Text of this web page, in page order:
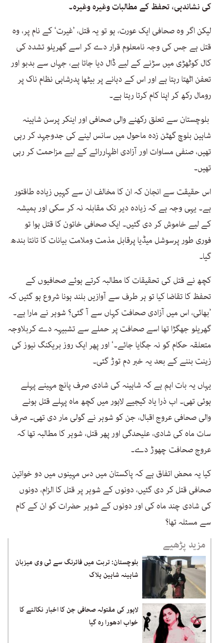
کی نشاندہی، تحفظ کے مطالبات وغیرہ وغیرہ۔
لیکن اگر وہ صحافی ایک عورت، ہو تو یہ قتل، ’غیرت‘ کے نام پر، وہ
قتل ہے جس کی وجہ نامعلوم قرار دے کر اسے گھریلو تشدد کی
کال کوٹھڑی میں سڑنے کے لیے ڈال دیا جاتا ہے، جہاں سے بدبو اور
تعفن اٹھتا رہتا ہے اور اس کے دہانے پر بیٹھا پدرشاہی نظام ناک پر
رومال رکھ کر اپنا کام کرتا رہتا ہے۔
بلوچستان سے تعلق رکھنے والی صحافی اور اینکر پرسن شاہینہ
شاہین بلوچ گھٹن زدہ ماحول میں سانس لینے کی جدوجہد کر رہی
تھیں، صنفی مساوات اور آزادی اظہاررائے کے لیے مزاحمت کر رہی
تھیں۔
اس حقیقت سے انجان کہ ان کا مخالف ان سے کہیں زیادہ طاقتور
ہے۔ یہی وجہ ہے کہ زیادہ دیر تک مقابلہ نہ کر سکی اور ہمیشہ
کے لیے خاموش کر دی گئیں۔ ایک صحافی خاتون کا قتل ہوا تو
فوری طور پرسوشل میڈیا پرقابل مذمت وملامت بیانات کا تانتا بندھ
گیا۔
کچھ نے قتل کی تحقیقات کا مطالبہ کرتے ہوئے صحافیوں کے
تحفظ کا تقاضا کیا تو ہر طرف سے آوازیں بلند ہونا شروع ہو گئیں کہ
’بھائی، اس میں آزادی صحافت کہاں سے آ گئی؟ شوہر نے مارا ہے۔
گھریلو جھگڑا تھا اسے صحافت پر حملے سے تشبیہہ دے کربلاوجہ
متعلقہ حکام کو نہ جگایا جائے۔‘ اور پھر ایک روز بریکنگ نیوز کی
زینت بننے کے بعد یہ خبر دم توڑ گئی۔
یہاں یہ بات اہم ہے کہ شاہینہ کی شادی صرف پانچ مہینے پہلے
ہوئی تھی۔ اب ذرا یاد کیجیے لاہور میں کچھ ماہ پہلے قتل ہونے
والی صحافی عروج اقبال، جن کو شوہر نے گولی مار دی تھی۔ صرف
سات ماہ کی شادی، علیحدگی اور پھر قتل، شوہر کا مطالبہ تھا کہ
عروج صحافت چھوڑ دے۔
کیا یہ محض اتفاق ہے کہ پاکستان میں دس مہینوں میں دو خواتین
صحافی قتل کر دی گئیں، دونوں کے شوہر پر قتل کا الزام، دونوں
کی شادی چند ماہ کی اور دونوں کے شوہر حضرات کو ان کے کام
سے مسئلہ تھا؟
مزید پڑھیے
بلوچستان: تربت میں فائرنگ سے ٹی وی میزبان
شاہینہ شاہین ہلاک
لاہور کی مقتولہ صحافی جن کا اخبار نکالنے کا
خواب ادھورا رہ گیا